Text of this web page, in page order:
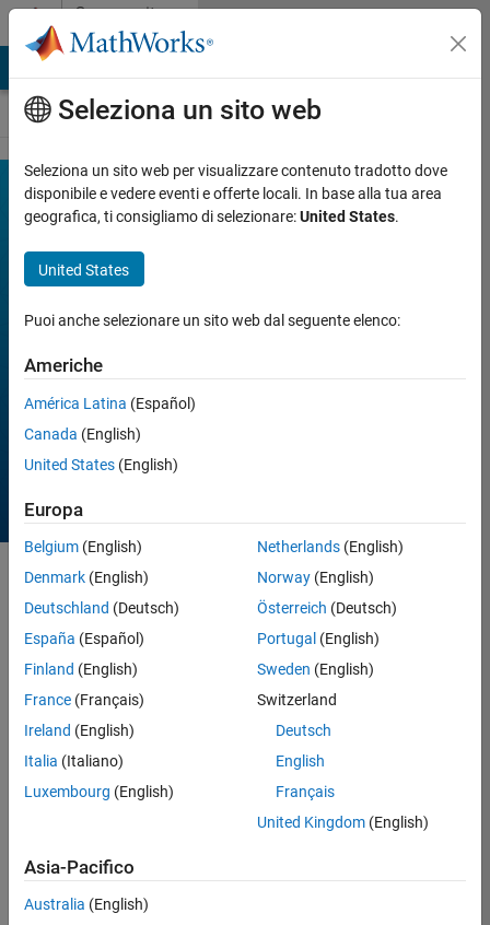
Vai al contenutoCommunity
Contests
MATLAB
Mini
Hack
Join
Discussions
Week 2
Week 4 All time
Sort by
6 Results found in Entries
Seleziona un sito web
Seleziona un sito web per visualizzare contenuto tradotto dove
disponibile e vedere eventi e offerte locali. In base alla tua area
geografica, ti consigliamo di selezionare:United States.
United States
Puoi anche selezionare un sito web dal seguente elenco:
Americhe
América Latina (Español)
Canada (English)
United States (English)
Europa
Belgium (English)
Denmark (English)
Deutschland (Deutsch)
España (Español)
Finland (English)
France (Français)
Ireland (English)
Italia (Italiano)
Luxembourg (English)
Netherlands(English)
Norway(English)
Österreich (Deutsch)
Portugal (English)
Sweden (English)
Switzerland
Deutsch
English
Français
United Kingdom(English)
Asia-Pacifico
Australia (English)